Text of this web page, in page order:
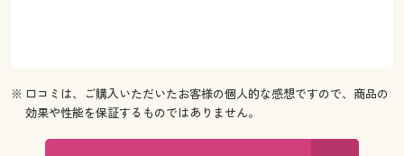
※ 口コミは、ご購入いただいたお客様の個人的な感想ですので、商品の
効果や性能を保証するものではありません。